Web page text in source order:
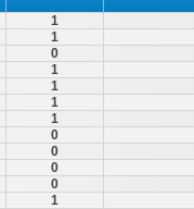
1
1
0
1
1
1
1
0
0
0
0
1